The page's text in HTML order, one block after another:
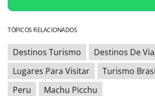
TÓPICOS RELACIONADOS
Destinos Turismo
Destinos De
Lugares Para Visitar
Turismo
Peru
Machu Picchu